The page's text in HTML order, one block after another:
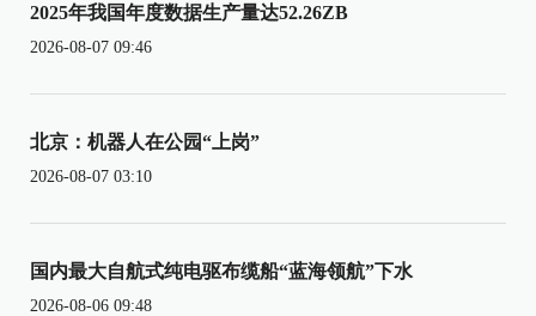
2025年我国年度数据生产量达52.26ZB
2026-08-07 09:46
北京：机器人在公园“上岗”
2026-08-07 03:10
国内最大自航式纯电驱布缆船“蓝海领航”下水
2026-08-06 09:48